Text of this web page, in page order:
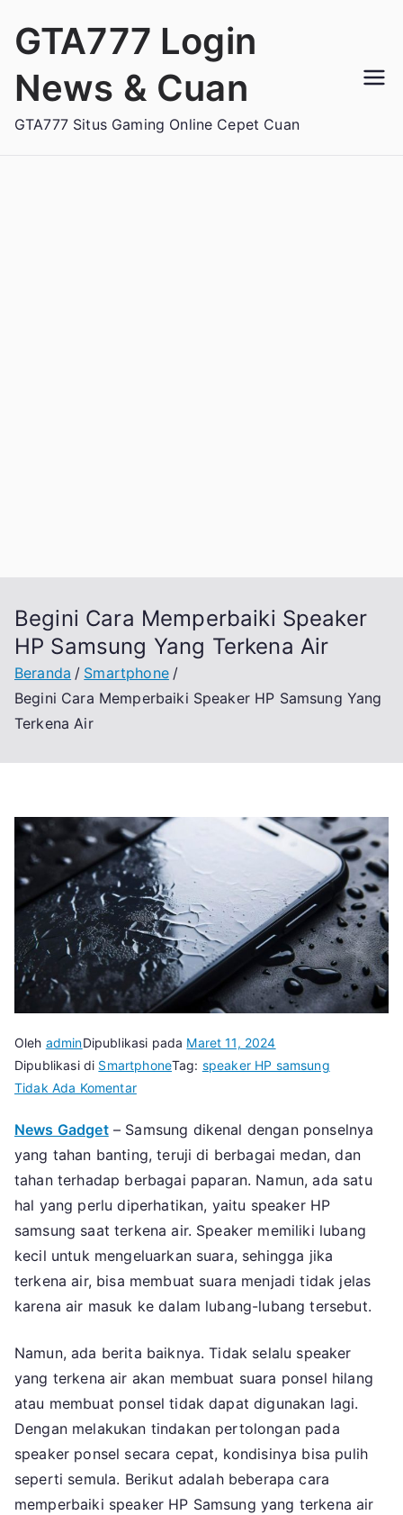
GTA777 Login
News & Cuan
GTA777 Situs Gaming Online Cepet Cuan
Begini Cara Memperbaiki Speaker
HP Samsung Yang Terkena Air
Beranda
Smartphone
Begini Cara Memperbaiki Speaker HP Samsung Yang
Terkena Air
Oleh adminDipublikasi pada Maret 11, 2024
Dipublikasi di SmartphoneTag: speaker HP samsung
Tidak Ada Komentarpada
Cara
Memperbaiki
Speaker
HP
Samsung
Terkena
Air
News Gadget– Samsung dikenal dengan ponselnya
yang tahan banting, teruji di berbagai medan, dan
tahan terhadap berbagai paparan. Namun, ada satu
hal yang perlu diperhatikan, yaitu speaker HP
samsung saat terkena air. Speaker memiliki lubang
kecil untuk mengeluarkan suara, sehingga jika
terkena air, bisa membuat suara menjadi tidak jelas
karena air masuk ke dalam lubang-lubang tersebut.
Namun, ada berita baiknya. Tidak selalu speaker
yang terkena air akan membuat suara ponsel hilang
atau membuat ponsel tidak dapat digunakan lagi.
Dengan melakukan tindakan pertolongan pada
speaker ponsel secara cepat, kondisinya bisa pulih
seperti semula. Berikut adalah beberapa cara
memperbaiki speaker HP Samsung yang terkena air